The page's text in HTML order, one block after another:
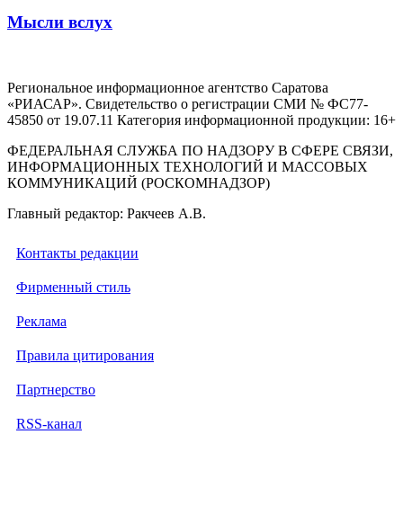
Мысли вслух
Региональное информационное агентство Саратова
«РИАСАР». Свидетельство о регистрации СМИ № ФС77-
45850 от 19.07.11 Категория информационной продукции: 16+
ФЕДЕРАЛЬНАЯ СЛУЖБА ПО НАДЗОРУ В СФЕРЕ СВЯЗИ,
ИНФОРМАЦИОННЫХ ТЕХНОЛОГИЙ И МАССОВЫХ
КОММУНИКАЦИЙ (РОСКОМНАДЗОР)
Главный редактор: Ракчеев А.В.
Контакты редакции
Фирменный стиль
Реклама
Правила цитирования
Партнерство
RSS-канал